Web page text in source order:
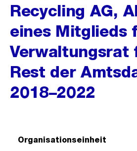
Recycling AG,
eines Mitglieds
Verwaltungsrat
Rest der
2018–2022
Organisationseinheit